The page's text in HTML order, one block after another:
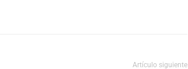
Artículo siguiente